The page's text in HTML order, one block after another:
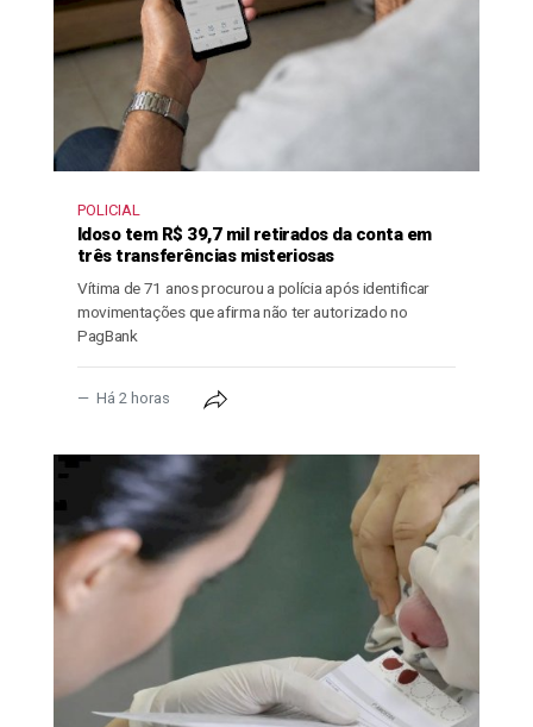
POLICIAL
Idoso tem R$ 39,7 mil retirados da conta em
três transferências misteriosas
Vítima de 71 anos procurou a polícia após identificar
movimentações que afirma não ter autorizado no
PagBank
Há 2 horas